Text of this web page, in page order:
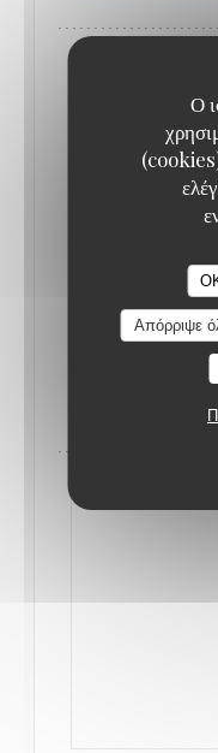
Ο
Απόρριψε
Ο 23/06/2022 ΑΠΌ
TROUPE